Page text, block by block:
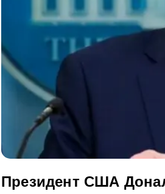
Президент США